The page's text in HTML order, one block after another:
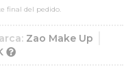
final del pedido.
Zao Make Up